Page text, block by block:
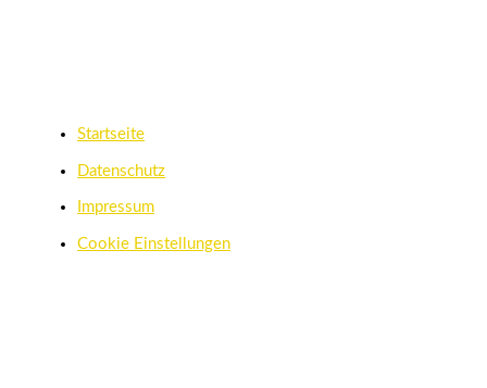
Startseite
Datenschutz
Impressum
Cookie Einstellungen